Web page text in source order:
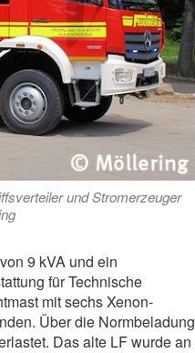
und Stromerzeuger
9 kVA und ein
für Technische
mit sechs Xenon-
Über die Normbeladung
Das alte LF wurde an